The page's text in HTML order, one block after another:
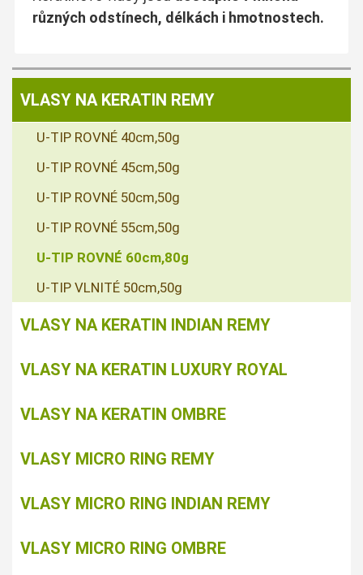
různých odstínech, délkách i hmotnostech.
VLASY NA KERATIN REMY
U-TIP ROVNÉ 40cm,50g
U-TIP ROVNÉ 45cm,50g
U-TIP ROVNÉ 50cm,50g
U-TIP ROVNÉ 55cm,50g
U-TIP ROVNÉ 60cm,80g
U-TIP VLNITÉ 50cm,50g
VLASY NA KERATIN INDIAN REMY
VLASY NA KERATIN LUXURY ROYAL
VLASY NA KERATIN OMBRE
VLASY MICRO RING REMY
VLASY MICRO RING INDIAN REMY
VLASY MICRO RING OMBRE